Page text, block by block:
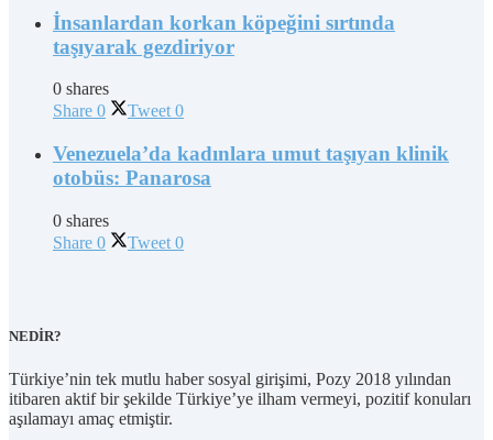
İnsanlardan korkan köpeğini sırtında
taşıyarak gezdiriyor
0 shares
Share 0 Tweet 0
Venezuela’da kadınlara umut taşıyan klinik
otobüs: Panarosa
0 shares
Share 0 Tweet 0
NEDİR?
Türkiye’nin tek mutlu haber sosyal girişimi, Pozy 2018 yılından
itibaren aktif bir şekilde Türkiye’ye ilham vermeyi, pozitif konuları
aşılamayı amaç etmiştir.